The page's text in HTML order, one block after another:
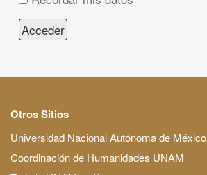
Otros Sitios
Universidad Nacional Autónoma de México
Coordinación de Humanidades UNAM